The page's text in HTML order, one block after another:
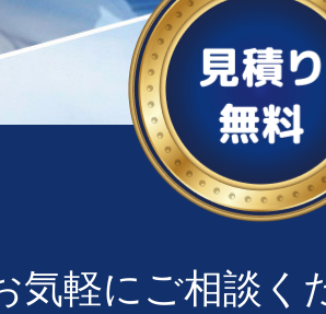
気軽にご相談く